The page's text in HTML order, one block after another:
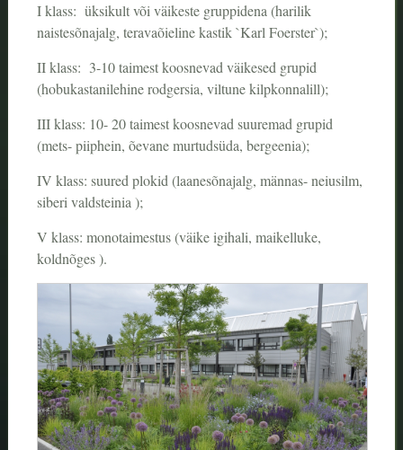
I klass: üksikult või väikeste gruppidena (harilik
naistesõnajalg, teravaõieline kastik `Karl Foerster`);
II klass: 3-10 taimest koosnevad väikesed grupid
(hobukastanilehine rodgersia, viltune kilpkonnalill);
III klass: 10- 20 taimest koosnevad suuremad grupid
(mets- piiphein, õevane murtudsüda, bergeenia);
IV klass: suured plokid (laanesõnajalg, männas- neiusilm,
siberi valdsteinia );
V klass: monotaimestus (väike igihali, maikelluke,
koldnõges ).